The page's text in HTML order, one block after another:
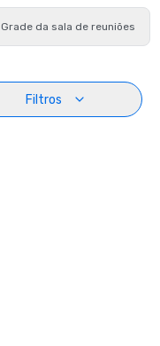
Grade da sala de reuniões
Filtros